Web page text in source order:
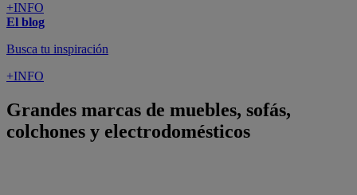
+INFO
El blog
Busca tu inspiración
+INFO
Grandes marcas de muebles, sofás,
colchones y electrodomésticos